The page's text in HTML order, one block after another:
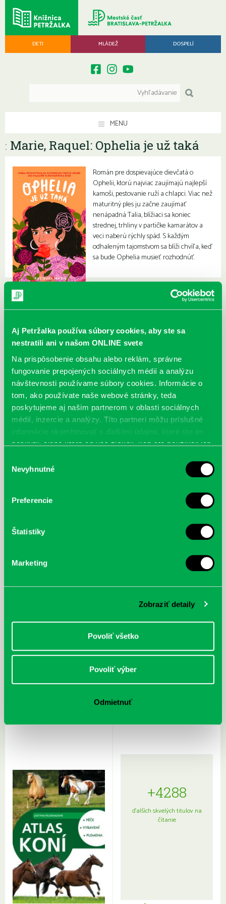
Aj Petržalka používa súbory cookies, aby ste sa
nestratili ani v našom ONLINE svete
Na prispôsobenie obsahu alebo reklám, správne
fungovanie prepojených sociálnych médií a analýzu
návštevnosti používame súbory cookies. Informácie o
tom, ako používate naše webové stránky, teda
poskytujeme aj našim partnerom v oblasti sociálnych
médií, inzercie a analýzy. Títo partneri môžu príslušné
informácie skombinovať s ďalšími údajmi, ktoré ste im
poskytli, alebo ktoré od vás získali, keď ste používali ich
súhlasu
Nevyhnutné
Preferencie
Štatistiky
Marketing
Zobraziť detaily
Povoliť všetko
Povoliť výber
Odmietnuť
DETI MLÁDEŽ DOSPELÍ
MENU
: Marie, Raquel: Ophelia je už taká
Román pre dospievajúce dievčatá o
Ophelii, ktorú najviac zaujímajú najlepší
kamoši, pestovanie ruží a chlapci. Viac než
maturitný ples ju začne zaujímať
nenápadná Talia, blížiaci sa koniec
strednej, trhliny v partičke kamarátov a
veci naberú rýchly spád. S každým
odhaleným tajomstvom sa blíži chvíľa, keď
sa bude Ophelia musieť rozhodnúť.
cyklistu modernej doby:
nezastaviteľný
Sprievodca po hviezdnej oblohe
kompletný sprievodca
+4288
ďalších skvelých titulov na
čítanie